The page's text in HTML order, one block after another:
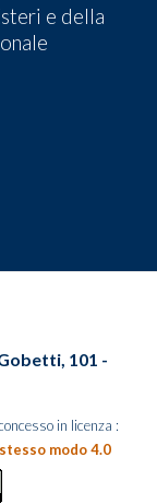
e della
101 -
in licenza :
modo 4.0